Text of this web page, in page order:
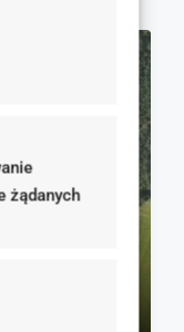
żądanych